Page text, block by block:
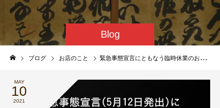
Blog
ブログ お店のこと 緊急事態宣言にともなう臨時休業のお知らせ
MAY
10
2021